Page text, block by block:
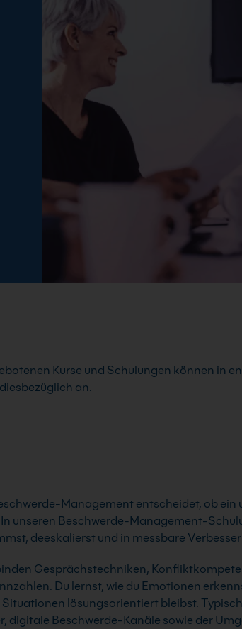
Kurse und Schulungen können in
an.
Management entscheidet, ob
unseren Beschwerde-Management-
deeskalierst und in messbare
Gesprächstechniken,
Du lernst, wie du Emotionen
lösungsorientiert bleibst.
digitale Beschwerde-Kanäle sowie der